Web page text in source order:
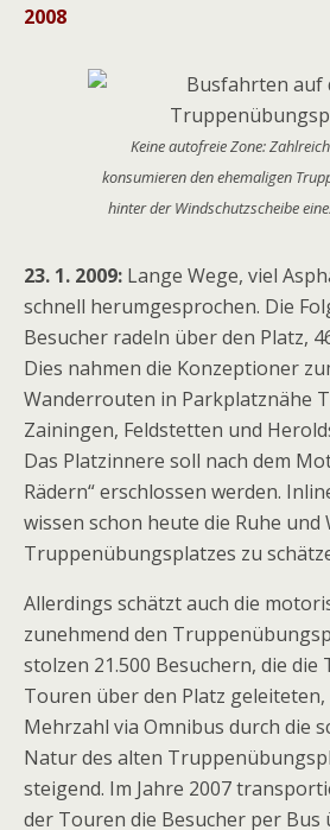
2008
Keine autofreie Zone:
konsumieren den ehemaligen
hinter der Windschutzscheibe
23. 1. 2009: Lange Wege, viel
schnell herumgesprochen. Die
Besucher radeln über den Platz,
Dies nahmen die Konzeptioner
Wanderrouten in Parkplatznähe
Zainingen, Feldstetten und
Das Platzinnere soll nach dem
Rädern“ erschlossen werden.
wissen schon heute die Ruhe und
Truppenübungsplatzes zu
Allerdings schätzt auch die
zunehmend den
stolzen 21.500 Besuchern, die die
Touren über den Platz geleiteten,
Mehrzahl via Omnibus durch die
Natur des alten
steigend. Im Jahre 2007
der Touren die Besucher per Bus